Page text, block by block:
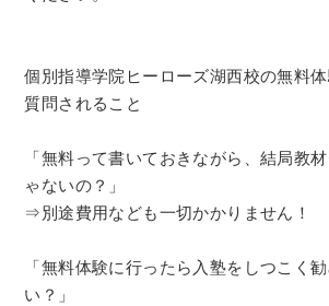
個別指導学院ヒーローズ湖西校の無料
質問されること
「無料って書いておきながら、結局教
ゃないの？」
⇒別途費用なども一切かかりません！
「無料体験に行ったら入塾をしつこく
い？」